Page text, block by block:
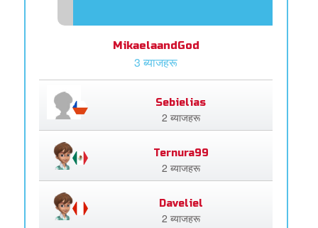
MikaelaandGod
3 ब्याजहरू
Sebielias
2 ब्याजहरू
Ternura99
2 ब्याजहरू
Daveliel
2 ब्याजहरू